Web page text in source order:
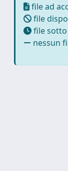
file ad
file
file
nessun